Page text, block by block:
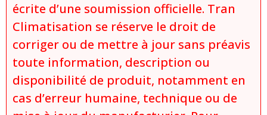
écrite d’une soumission officielle. Tran
Climatisation se réserve le droit de
corriger ou de mettre à jour sans préavis
toute information, description ou
disponibilité de produit, notamment en
cas d’erreur humaine, technique ou de